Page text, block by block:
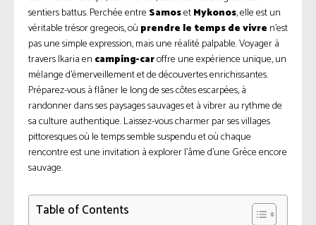
sentiers battus. Perchée entre SamosetMykonos, elle est un
véritable trésor gregeois, où prendre le temps de vivre n’est
pas une simple expression, mais une réalité palpable. Voyager à
travers Ikaria en camping-caroffre une expérience unique, un
mélange d’émerveillement et de découvertes enrichissantes.
Préparez-vous à flâner le long de ses côtes escarpées, à
randonner dans ses paysages sauvages et à vibrer au rythme de
sa culture authentique. Laissez-vous charmer par ses villages
pittoresques où le temps semble suspendu et où chaque
rencontre est une invitation à explorer l’âme d’une Grèce encore
sauvage.
Table of Contents